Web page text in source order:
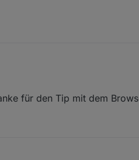
für den Tip mit dem